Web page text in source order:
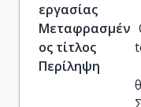
εργασίας
Μεταφρασμέν
ος τίτλος
Περίληψη